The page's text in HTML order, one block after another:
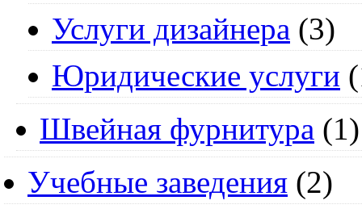
Услуги дизайнера (3)
Юридические услуги
Швейная фурнитура (1)
Учебные заведения (2)